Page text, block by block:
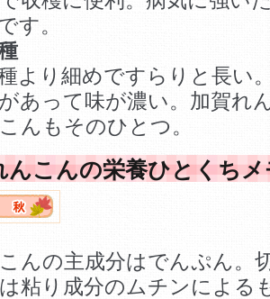
す。
より細めですらりと長い
あって味が濃い。加賀れ
んもそのひとつ。
んこんの栄養ひとくちメ
んの主成分はでんぷん。
粘り成分のムチンによる